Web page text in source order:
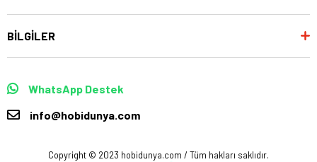
BİLGİLER
WhatsApp Destek
info@hobidunya.com
Copyright © 2023 hobidunya.com / Tüm hakları saklıdır.